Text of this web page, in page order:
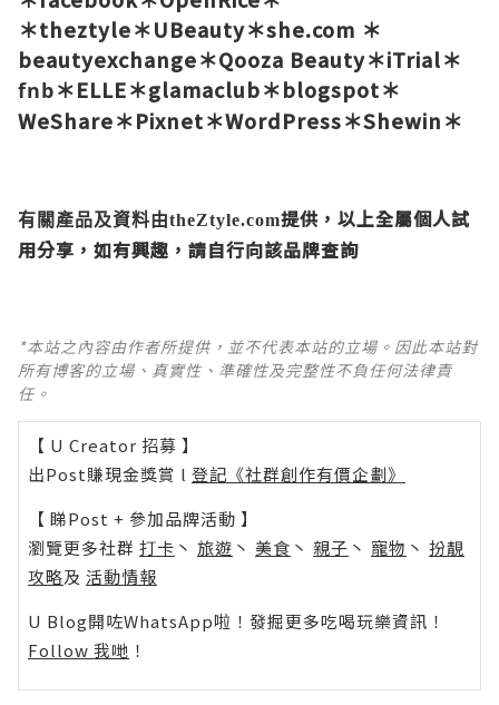
＊theztyle＊UBeauty＊she.com ＊
beautyexchange＊Qooza Beauty＊iTrial＊
fnb＊ELLE＊glamaclub＊blogspot＊
WeShare＊Pixnet＊WordPress＊Shewin＊
有關產品及資料由theZtyle.com提供，以上全屬個人試
用分享，如有興趣，請自行向該品牌查詢
*本站之內容由作者所提供，並不代表本站的立場。因此本站對
所有博客的立場、真實性、準確性及完整性不負任何法律責
任。
【 U Creator 招募 】
出Post賺現金獎賞 l 登記《社群創作有價企劃》
【 睇Post + 參加品牌活動 】
瀏覽更多社群 打卡 丶 旅遊 丶 美食 丶 親子 丶 寵物 丶 扮靚
攻略及 活動情報
U Blog開咗WhatsApp啦！發掘更多吃喝玩樂資訊！
Follow 我哋 ！